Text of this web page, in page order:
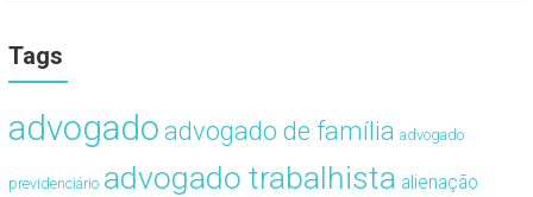
Tags
advogado advogado de família advogado
previdenciário advogado trabalhista alienação